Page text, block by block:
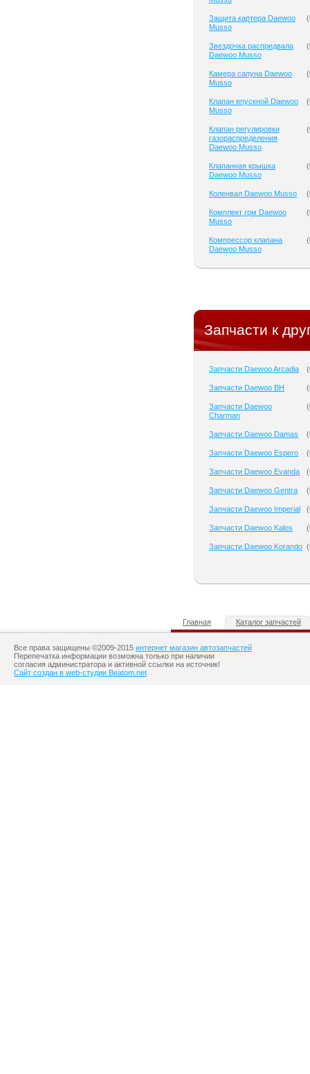
Защита картера Daewoo
Musso
(
Звездочка распредвала
Daewoo Musso
(
Камера сапуна Daewoo
Musso
(
Клапан впускной Daewoo
Musso
(
Клапан регулировки
газораспределения
Daewoo Musso
(
Клапанная крышка
Daewoo Musso
(
Коленвал Daewoo Musso (
Комплект грм Daewoo
Musso
(
Компрессор клапана
Daewoo Musso
(
Запчасти к
Запчасти Daewoo Arcadia (
Запчасти Daewoo BH (
Запчасти Daewoo
Charman
(
Запчасти Daewoo Damas (
Запчасти Daewoo Espero (
Запчасти Daewoo Evanda (
Запчасти Daewoo Gentra (
Запчасти Daewoo Imperial (
Запчасти Daewoo Kalos (
Запчасти Daewoo Korando (
Главная Каталог запчастей
Все права защищены ©2009-2015 интернет магазин автозапчастей
Перепечатка информации возможна только при наличии
согласия администратора и активной ссылки на источник!
Сайт создан в web-студии Beatom.net